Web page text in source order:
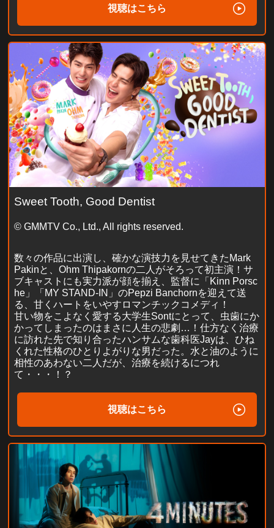
視聴はこちら
Sweet Tooth, Good Dentist
© GMMTV Co., Ltd., All rights reserved.
数々の作品に出演し、確かな演技力を見せてきたMark
Pakinと、Ohm Thipakornの二人がそろって初主演！サ
ブキャストにも実力派が顔を揃え、監督に「Kinn Porsc
he」「MY STAND-IN」のPepzi Banchornを迎えて送
る、甘くハートをいやすロマンチックコメディ！
甘い物をこよなく愛する大学生Sontにとって、虫歯にか
かってしまったのはまさに人生の悲劇…！仕方なく治療
に訪れた先で知り合ったハンサムな歯科医Jayは、ひね
くれた性格のひとりよがりな男だった。水と油のように
相性のあわない二人だが、治療を続けるにつれ
て・・・！？
視聴はこちら